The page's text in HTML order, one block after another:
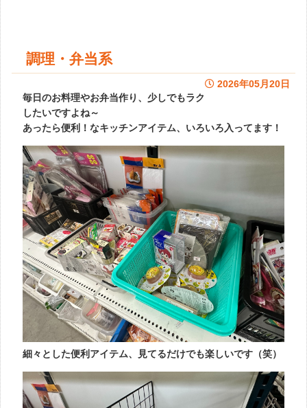
調理・弁当系
2026年05月20日
毎日のお料理やお弁当作り、少しでもラク
したいですよね～
あったら便利！なキッチンアイテム、いろいろ入ってます！
細々とした便利アイテム、見てるだけでも楽しいです（笑）